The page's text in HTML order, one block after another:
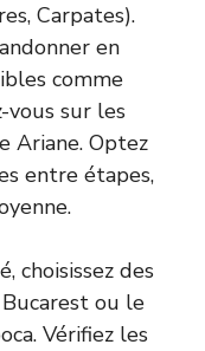
Carpates).
en
comme
vous sur les
Ariane. Optez
entre étapes,
choisissez des
ou le
Vérifiez les